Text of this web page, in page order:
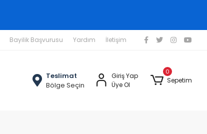
Bayilik Başvurusu Yardım İletişim
Teslimat
Bölge Seçin
Giriş Yap
Üye Ol
0
Sepetim